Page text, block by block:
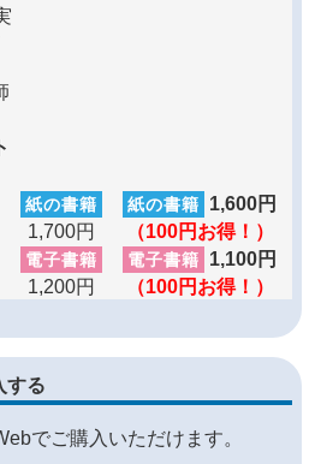
紙の書籍
1,700円
電子書籍
1,200円
紙の書籍
1,600円
（100円お得！）
電子書籍
1,100円
（100円お得！）
する
でご購入いただけます。